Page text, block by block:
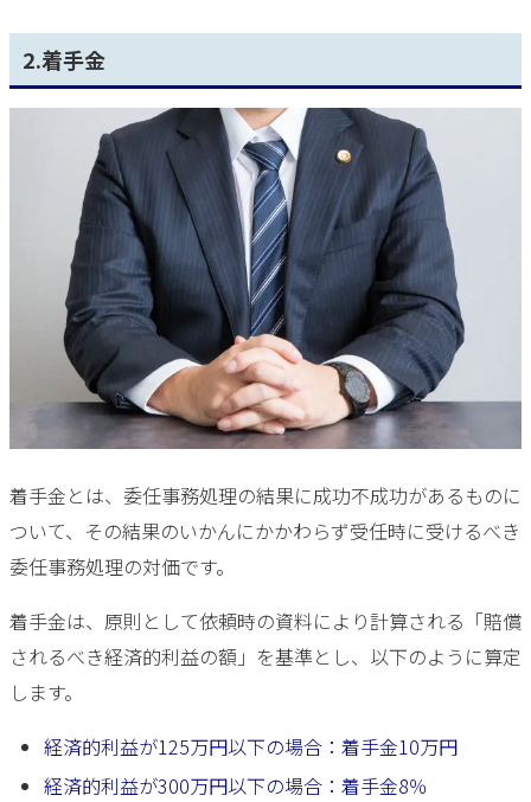
2.着手金
着手金とは、委任事務処理の結果に成功不成功があるものに
ついて、その結果のいかんにかかわらず受任時に受けるべき
委任事務処理の対価です。
着手金は、原則として依頼時の資料により計算される「賠償
されるべき経済的利益の額」を基準とし、以下のように算定
します。
経済的利益が125万円以下の場合：着手金10万円
経済的利益が300万円以下の場合：着手金8％